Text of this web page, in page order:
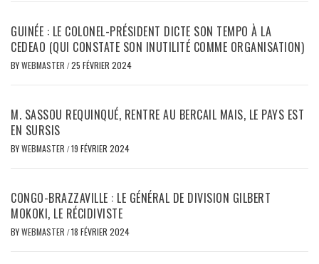
GUINÉE : LE COLONEL-PRÉSIDENT DICTE SON TEMPO À LA
CEDEAO (QUI CONSTATE SON INUTILITÉ COMME ORGANISATION)
BYWEBMASTER /25 FÉVRIER 2024
M. SASSOU REQUINQUÉ, RENTRE AU BERCAIL MAIS, LE PAYS EST
EN SURSIS
BYWEBMASTER /19 FÉVRIER 2024
CONGO-BRAZZAVILLE : LE GÉNÉRAL DE DIVISION GILBERT
MOKOKI, LE RÉCIDIVISTE
BYWEBMASTER /18 FÉVRIER 2024